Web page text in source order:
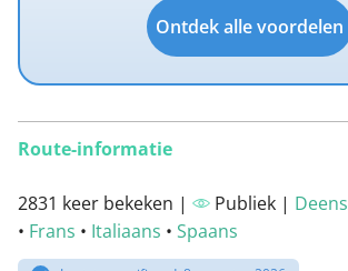
Ontdek alle voordelen
Route-informatie
2831 keer bekeken | Publiek | Deens
• Frans • Italiaans • Spaans